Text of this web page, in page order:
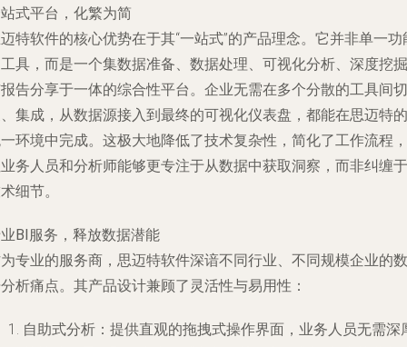
式平台，化繁为简
特软件的核心优势在于其“一站式”的产品理念。它并非单一功
具，而是一个集数据准备、数据处理、可视化分析、深度挖掘
告分享于一体的综合性平台。企业无需在多个分散的工具间切
集成，从数据源接入到最终的可视化仪表盘，都能在思迈特的
环境中完成。这极大地降低了技术复杂性，简化了工作流程，
务人员和分析师能够更专注于从数据中获取洞察，而非纠缠于
细节。
BI服务，释放数据潜能
专业的服务商，思迈特软件深谙不同行业、不同规模企业的数
析痛点。其产品设计兼顾了灵活性与易用性：
自助式分析 ：提供直观的拖拽式操作界面，业务人员无需深